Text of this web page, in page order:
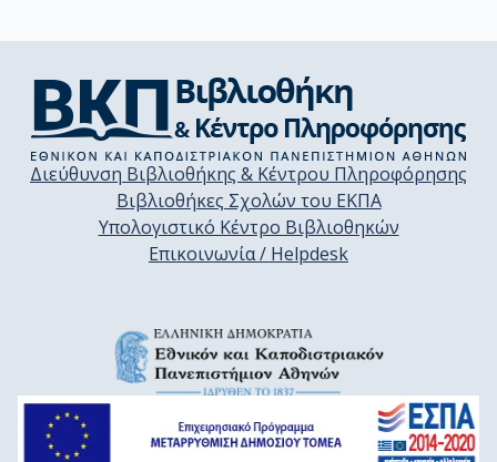
Διεύθυνση Βιβλιοθήκης & Κέντρου Πληροφόρησης
Βιβλιοθήκες Σχολών του ΕΚΠΑ
Υπολογιστικό Κέντρο Βιβλιοθηκών
Επικοινωνία / Helpdesk